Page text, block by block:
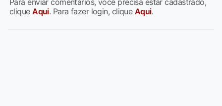
Para enviar comentários, você precisa estar cadastrado,
cliqueAqui. Para fazer login, clique Aqui.